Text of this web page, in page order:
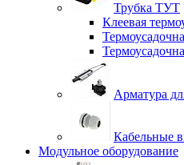
Трубка ТУТ
Клеевая
Арматура
Кабельные
Модульное оборудование